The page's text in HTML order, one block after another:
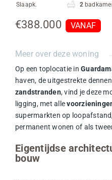
Slaapk.
2
€388.000 VANAF
Meer over deze woning
Op een toplocatie in
haven, de uitgestrekte
zandstranden, vind je deze
ligging, met alle
supermarkten op
permanent wonen of als
Eigentijdse
bouw